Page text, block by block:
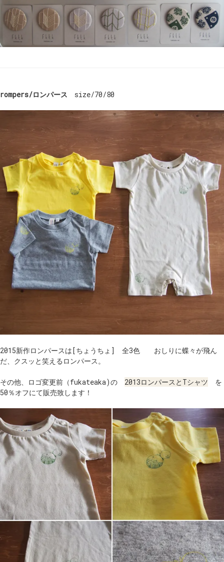
rompers/ロンパース size/70/80
2015新作ロンパースは[ちょうちょ] 全3色 おしりに蝶々が飛ん
だ、クスッと笑えるロンパース。
その他、ロゴ変更前（fukateaka)の 2013ロンパースとTシャツ を
50％オフにて販売致します！